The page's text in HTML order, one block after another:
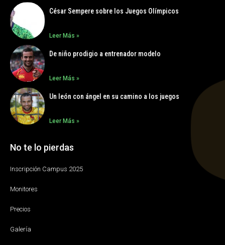
César Sempere sobre los Juegos Olímpicos
Leer Más »
De niño prodigio a entrenador modelo
Leer Más »
Un león con ángel en su camino a los juegos
Leer Más »
No te lo pierdas
Inscripción Campus 2025
Monitores
Precios
Galería